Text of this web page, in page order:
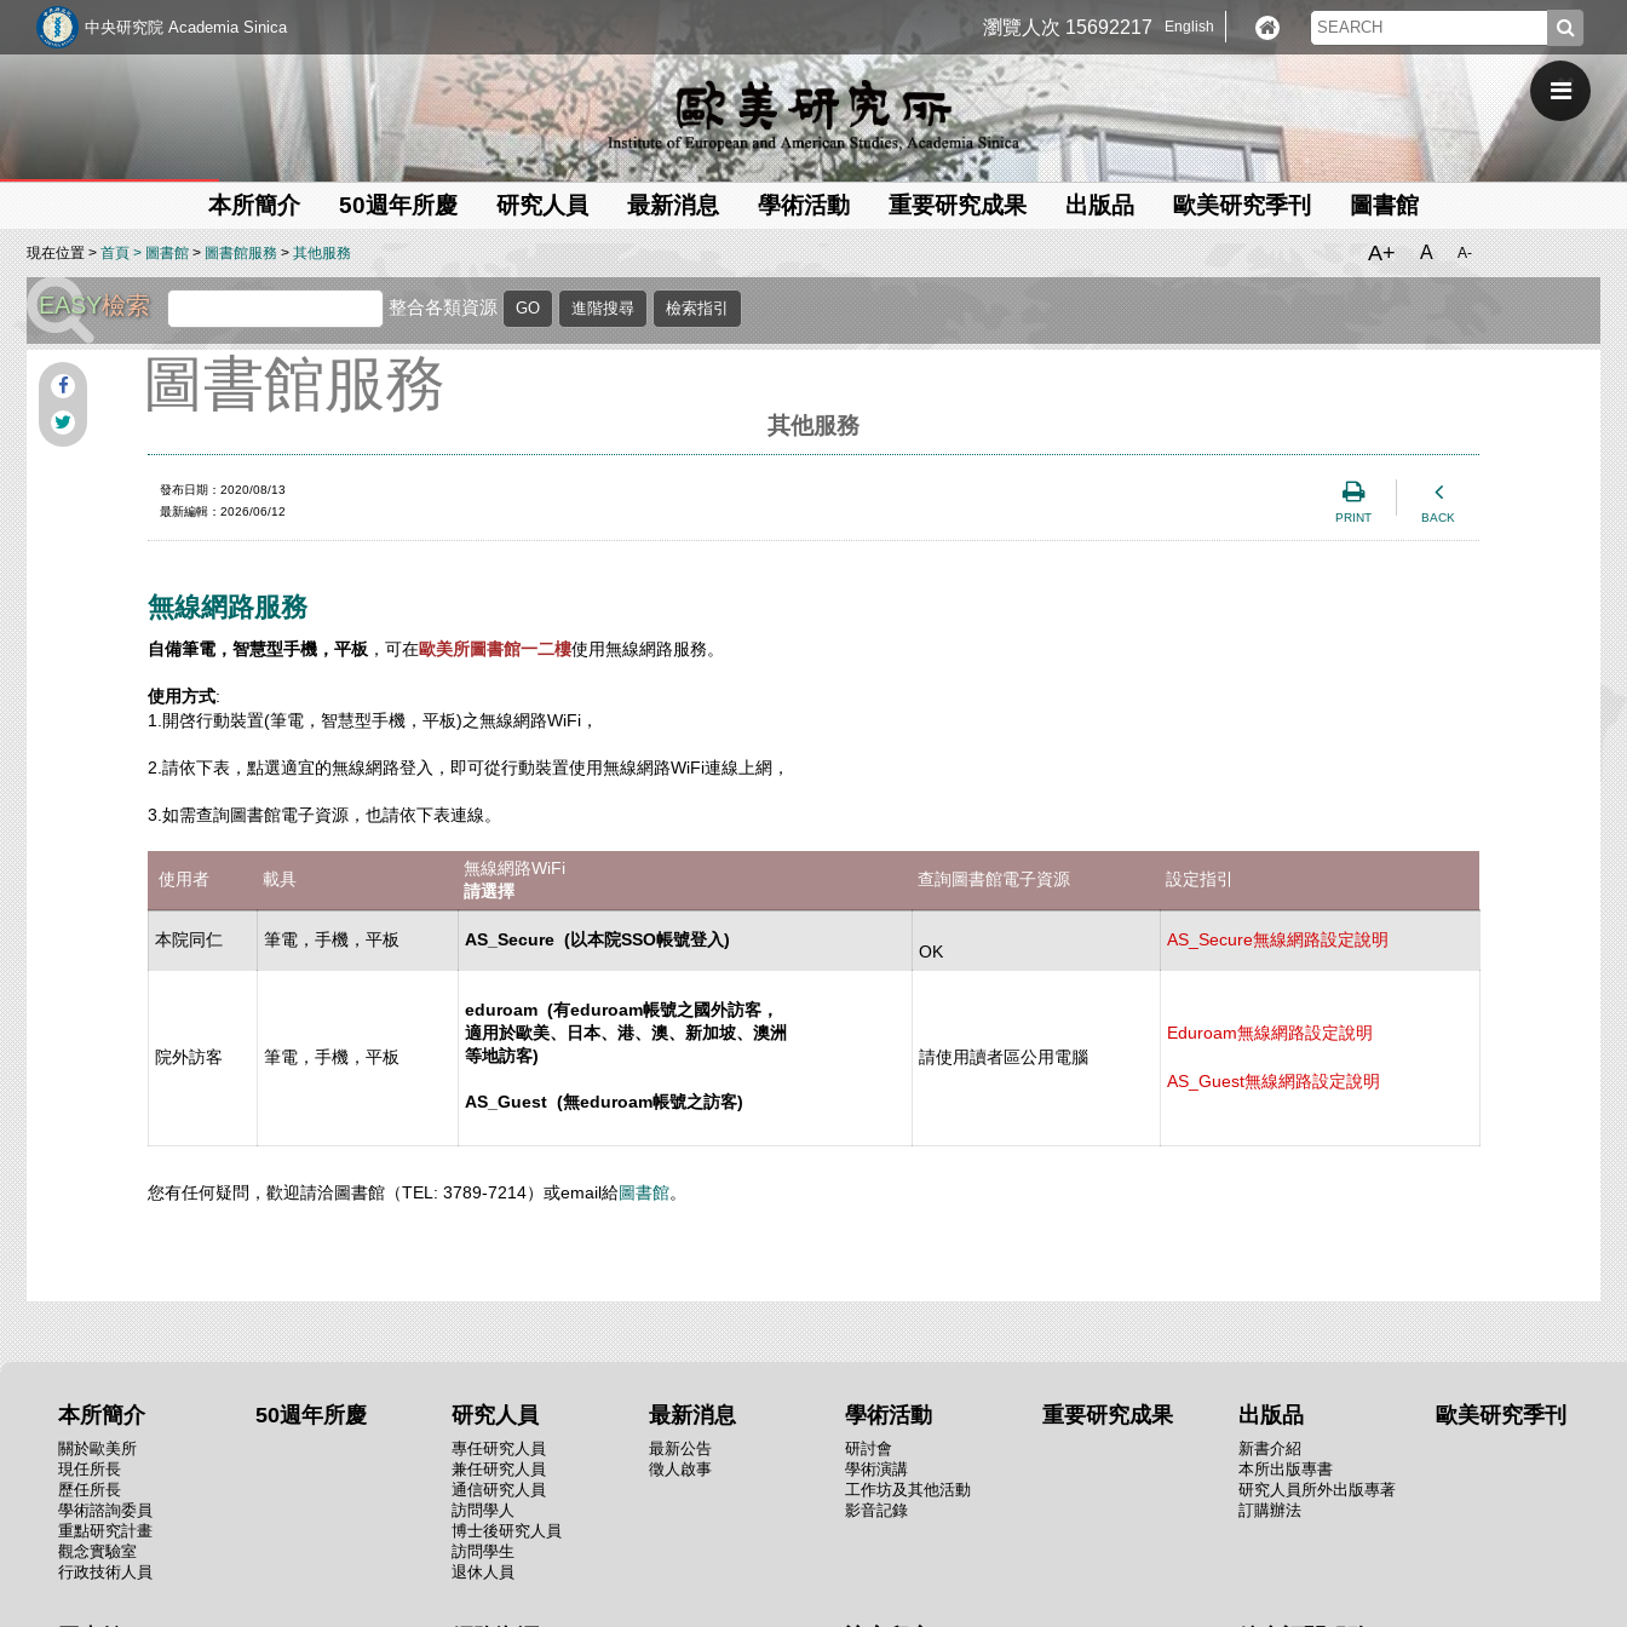
中央研究院 Academia Sinica 瀏覽人次 15692217 English
本所簡介 50週年所慶 研究人員 最新消息 學術活動 重要研究成果 出版品 歐美研究季刊 圖書館
現在位置 >首頁 >圖書館>圖書館服務>其他服務 A+ A A-
EASY檢索 整合各類資源
圖書館服務
其他服務
PRINT BACK
發布日期：2020/08/13
最新編輯：2026/06/12
無線網路服務
自備筆電，智慧型手機，平板 ，可在歐美所圖書館一二樓使用無線網路服務。
使用方式:
1.開啓行動裝置(筆電，智慧型手機，平板)之無線網路WiFi，
2.請依下表，點選適宜的無線網路登入，即可從行動裝置使用無線網路WiFi連線上網，
3.如需查詢圖書館電子資源，也請依下表連線。
使用者 載具
無線網路WiFi
請選擇
查詢圖書館電子資源 設定指引
本院同仁 筆電，手機，平板 AS_Secure (以本院SSO帳號登入)
OK
AS_Secure無線網路設定說明
院外訪客 筆電，手機，平板
eduroam (有eduroam帳號之國外訪客，
適用於歐美、日本、港、澳、新加坡、澳洲
等地訪客)
AS_Guest (無eduroam帳號之訪客)
請使用讀者區公用電腦
Eduroam無線網路設定說明
AS_Guest無線網路設定說明
您有任何疑問，歡迎請洽圖書館（TEL: 3789-7214）或email給圖書館。
本所簡介
關於歐美所
現任所長
歷任所長
學術諮詢委員
重點研究計畫
觀念實驗室
行政技術人員
50週年所慶 研究人員
專任研究人員
兼任研究人員
通信研究人員
訪問學人
博士後研究人員
訪問學生
退休人員
最新消息
最新公告
徵人啟事
學術活動
研討會
學術演講
工作坊及其他活動
影音記錄
重要研究成果 出版品
新書介紹
本所出版專書
研究人員所外出版專著
訂購辦法
歐美研究季刊